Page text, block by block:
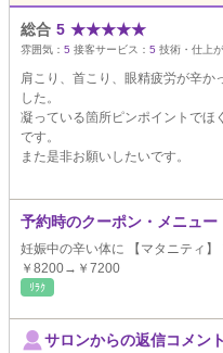
総合 5 ★★★★★
雰囲気： 5 接客サービス： 5 技術・仕上が
肩こり、首こり、眼精疲労が辛か
した。
凝っている箇所ピンポイントでほ
です。
また是非お願いしたいです。
予約時のクーポン・メニュー
妊娠中の辛い体に 【マタニティ
￥8200→￥7200
ﾘﾗｸ
サロンからの返信コメント